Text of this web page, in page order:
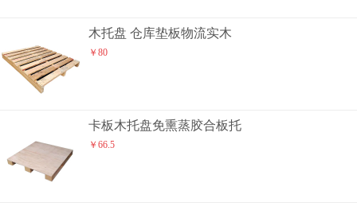
木托盘 仓库垫板物流实木
￥80
卡板木托盘免熏蒸胶合板托
￥66.5